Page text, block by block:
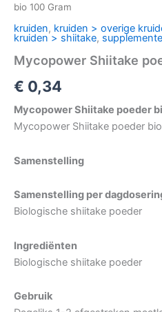
bio 100 Gram
kruiden, kruiden > overige
kruiden > shiitake,
Mycopower Shiitake
€ 0,34
Mycopower Shiitake poeder
Mycopower Shiitake poeder bio
Samenstelling
Samenstelling per
Biologische shiitake poeder
Ingrediënten
Biologische shiitake poeder
Gebruik